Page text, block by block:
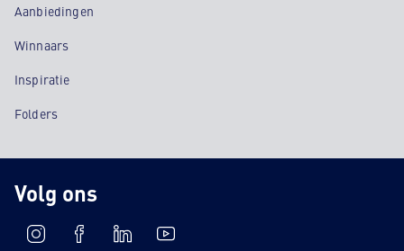
Aanbiedingen
Winnaars
Inspiratie
Folders
Volg ons